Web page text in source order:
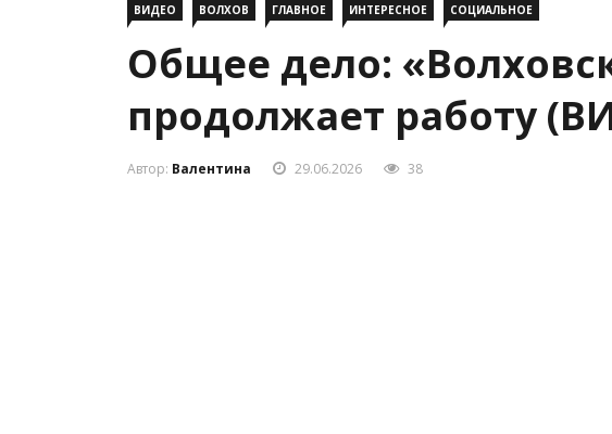
ВИДЕО ВОЛХОВ ГЛАВНОЕ ИНТЕРЕСНОЕ СОЦИАЛЬНОЕ
Общее дело:
продолжает работу
Автор: Валентина 29.06.2026 38